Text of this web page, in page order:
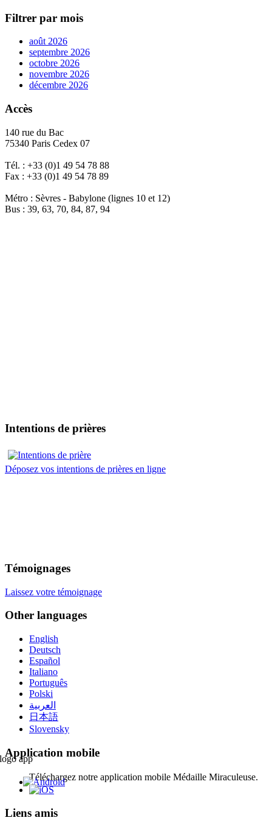
Filtrer par mois
août 2026
septembre 2026
octobre 2026
novembre 2026
décembre 2026
Accès
140 rue du Bac
75340 Paris Cedex 07
Tél. : +33 (0)1 49 54 78 88
Fax : +33 (0)1 49 54 78 89
Métro : Sèvres - Babylone (lignes 10 et 12)
Bus : 39, 63, 70, 84, 87, 94
Intentions de prières
Déposez vos intentions de prières en ligne
Témoignages
Laissez votre témoignage
Other languages
English
Deutsch
Español
Italiano
Português
Polski
العربية
日本語
Slovensky
Application mobile
Téléchargez notre application mobile Médaille Miraculeuse.
Liens amis